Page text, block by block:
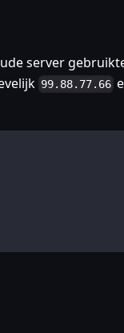
server
99.88.77.66